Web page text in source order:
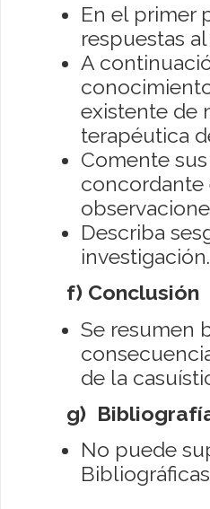
En el primer
respuestas
A
existente de
terapéutica
Comente
concordante
Describa
investigación.
f) Conclusión
Se resumen
de la
g)
No puede